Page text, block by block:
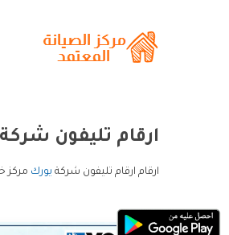
ارقام تليفون شركة
ارقام ارقام تليفون شركة يورك مركز